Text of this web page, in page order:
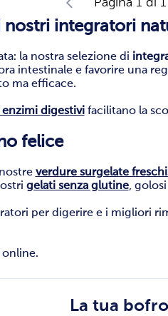
Pagina 1 di 1
nostri integratori
la nostra selezione di
intestinale e favorire una
ma efficace.
digestivifacilitano la
felice
verdure surgelate
gelati senza glutine,
per digerire e i migliori
La tua